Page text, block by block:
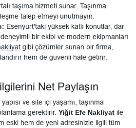
taşıma hizmeti sunar. Taşınma
talep etmeyi unutmayın.
Esenyurt'taki yüksek katlı konutlar, dar
bir ekibi ve modern ekipmanları
gibi çözümler sunan bir firma,
hem de güvenli hale getirir.
Net Paylaşın
ve site içi yaşamı, taşınma
gerektirir. Yiğit Efe Nakliyat ile
eski hem de yeni adresinizle ilgili tüm